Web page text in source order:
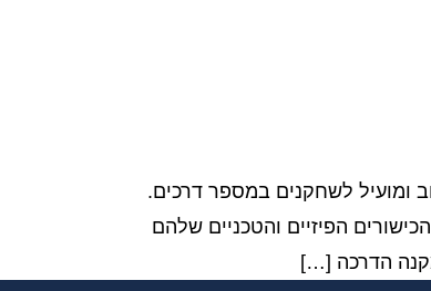
ומועיל לשחקנים במספר דרכים.
הפיזיים והטכניים שלהם
הדרכה […]